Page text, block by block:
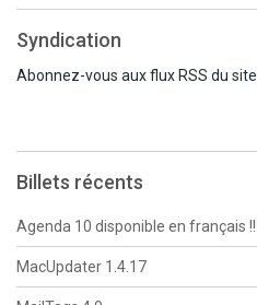
Syndication
Abonnez-vous aux flux RSS du site
Billets récents
Agenda 10 disponible en français !!
MacUpdater 1.4.17